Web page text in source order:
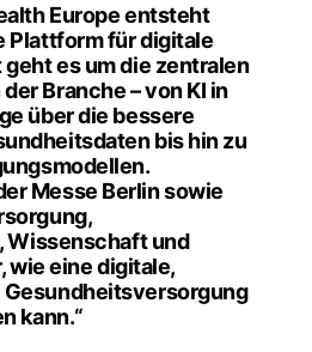
Europe entsteht
Plattform für digitale
es um die zentralen
Branche – von KI in
über die bessere
bis hin zu
Messe Berlin sowie
Wissenschaft und
wie eine digitale,
kann.“